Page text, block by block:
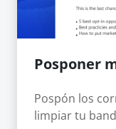
Posponer
Pospón los
limpiar tu